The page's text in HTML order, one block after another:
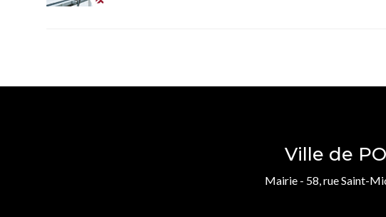
Ville de
Mairie - 58, rue Saint-